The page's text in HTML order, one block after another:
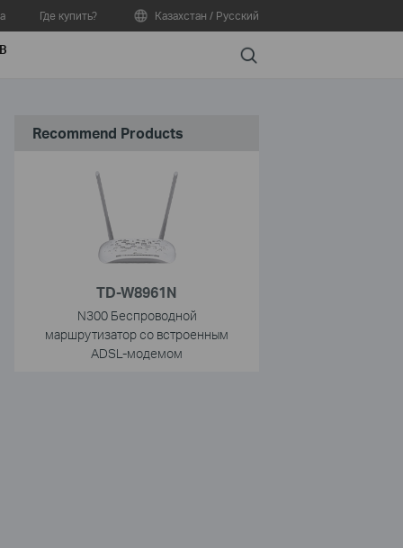
Где купить? Казахстан / Русский
Search
B)
Recommend Products
TD-W8961N
N300 Беспроводной
маршрутизатор со встроенным
ADSL-модемом